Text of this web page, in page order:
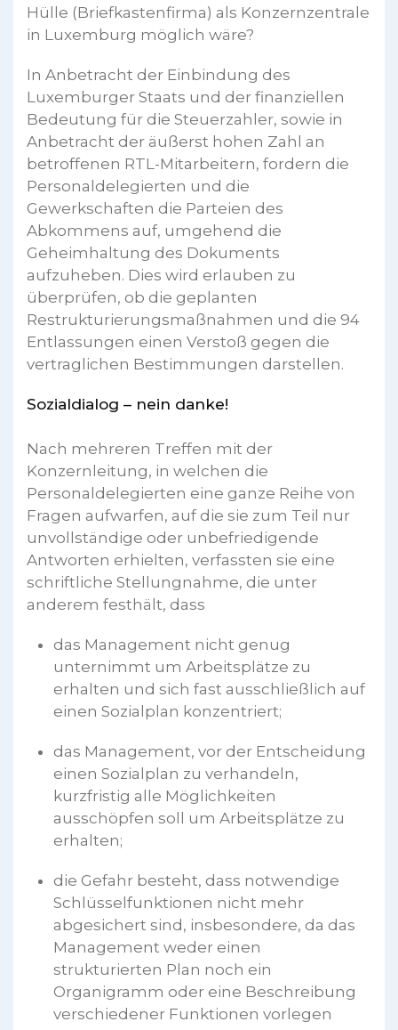
Hülle (Briefkastenfirma) als Konzernzentrale
in Luxemburg möglich wäre?
In Anbetracht der Einbindung des
Luxemburger Staats und der finanziellen
Bedeutung für die Steuerzahler, sowie in
Anbetracht der äußerst hohen Zahl an
betroffenen RTL-Mitarbeitern, fordern die
Personaldelegierten und die
Gewerkschaften die Parteien des
Abkommens auf, umgehend die
Geheimhaltung des Dokuments
aufzuheben. Dies wird erlauben zu
überprüfen, ob die geplanten
Restrukturierungsmaßnahmen und die 94
Entlassungen einen Verstoß gegen die
vertraglichen Bestimmungen darstellen.
Sozialdialog – nein danke!
Nach mehreren Treffen mit der
Konzernleitung, in welchen die
Personaldelegierten eine ganze Reihe von
Fragen aufwarfen, auf die sie zum Teil nur
unvollständige oder unbefriedigende
Antworten erhielten, verfassten sie eine
schriftliche Stellungnahme, die unter
anderem festhält, dass
das Management nicht genug
unternimmt um Arbeitsplätze zu
erhalten und sich fast ausschließlich auf
einen Sozialplan konzentriert;
das Management, vor der Entscheidung
einen Sozialplan zu verhandeln,
kurzfristig alle Möglichkeiten
ausschöpfen soll um Arbeitsplätze zu
erhalten;
die Gefahr besteht, dass notwendige
Schlüsselfunktionen nicht mehr
abgesichert sind, insbesondere, da das
Management weder einen
strukturierten Plan noch ein
Organigramm oder eine Beschreibung
verschiedener Funktionen vorlegen